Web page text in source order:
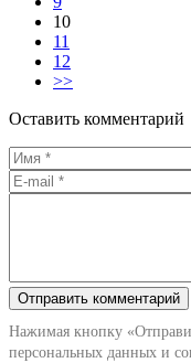
10
11
12
>>
Оставить комментарий
Нажимая кнопку
персональных данных и